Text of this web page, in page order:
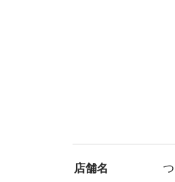
店舗名